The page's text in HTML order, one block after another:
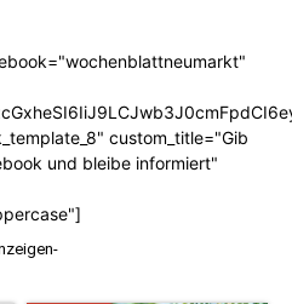
custom_title="Gib
und bleibe informiert"